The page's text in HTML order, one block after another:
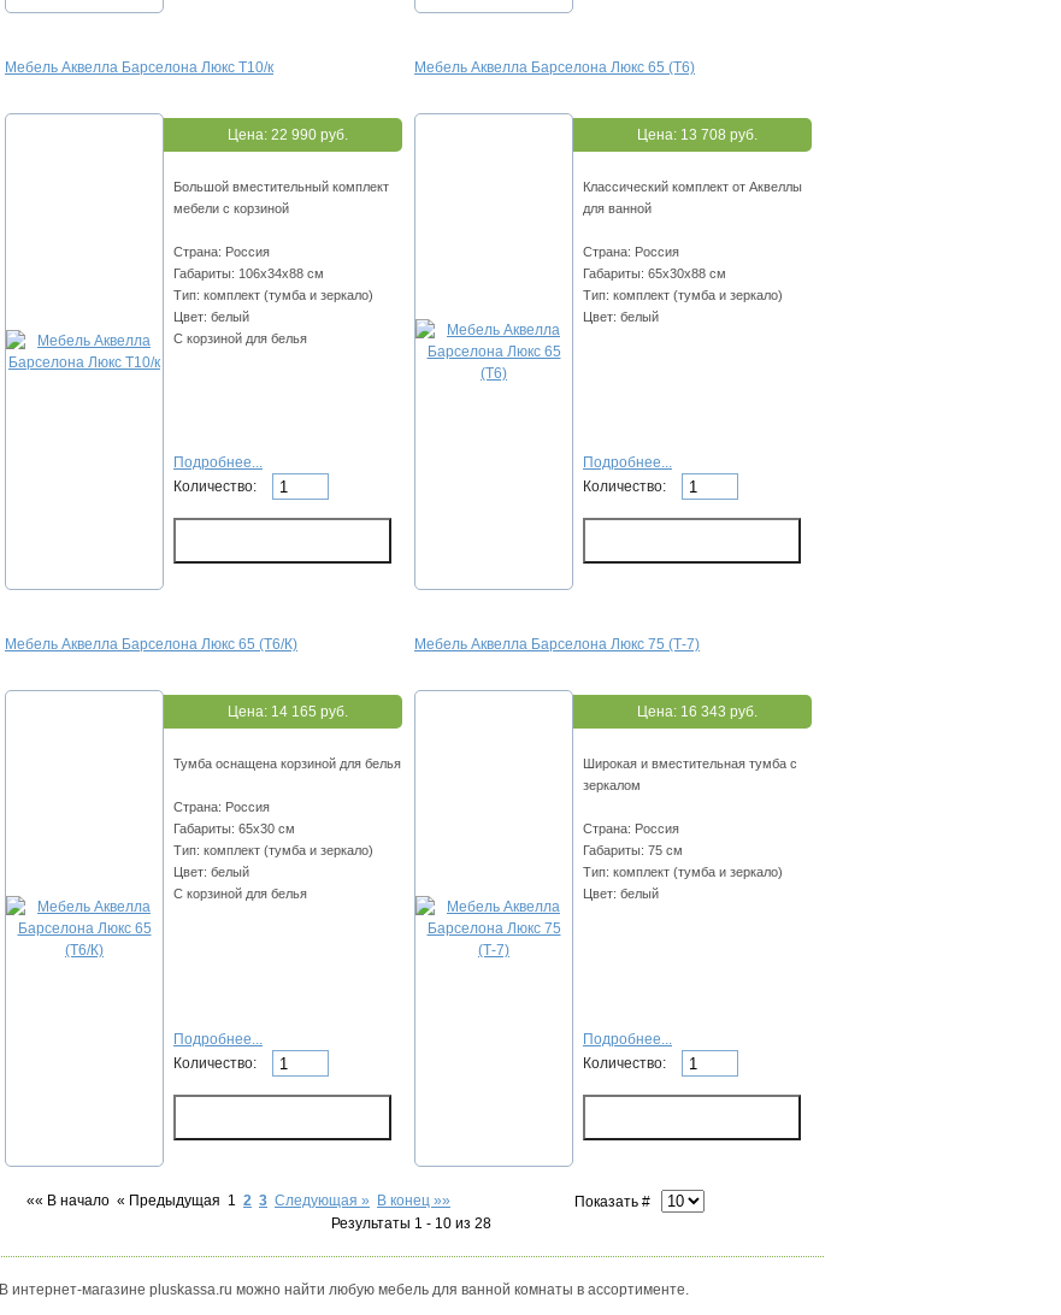
Мебель Аквелла Барселона Люкс Т10/к
Цена: 22 990 руб.
Большой вместительный комплект
мебели с корзиной
Страна: Россия
Габариты: 106х34x88 см
Тип: комплект (тумба и зеркало)
Цвет: белый
С корзиной для белья
Подробнее...
Количество:
Мебель Аквелла Барселона Люкс 65 (Т6)
Цена: 13 708 руб.
Классический комплект от Аквеллы
для ванной
Страна: Россия
Габариты: 65х30х88 см
Тип: комплект (тумба и зеркало)
Цвет: белый
Подробнее...
Количество:
Мебель Аквелла Барселона Люкс 65 (Т6/К)
Цена: 14 165 руб.
Тумба оснащена корзиной для белья
Страна: Россия
Габариты: 65х30 см
Тип: комплект (тумба и зеркало)
Цвет: белый
С корзиной для белья
Подробнее...
Количество:
Мебель Аквелла Барселона Люкс 75 (Т-7)
Цена: 16 343 руб.
Широкая и вместительная тумба с
зеркалом
Страна: Россия
Габариты: 75 см
Тип: комплект (тумба и зеркало)
Цвет: белый
Подробнее...
Количество:
«« В начало « Предыдущая 1 2 3 Следующая » В конец »»
Показать #
Результаты 1 - 10 из 28
В интернет-магазине pluskassa.ru можно найти любую мебель для ванной комнаты в ассортименте.